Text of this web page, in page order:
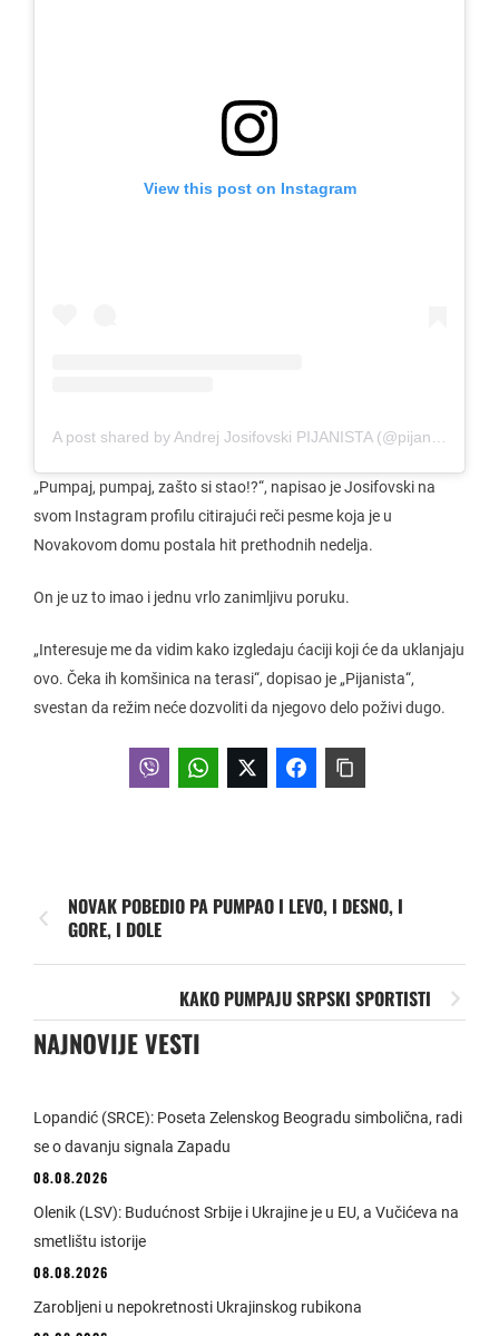
View this post on Instagram
„Pumpaj, pumpaj, zašto si stao!?“, napisao je Josifovski na
svom Instagram profilu citirajući reči pesme koja je u
Novakovom domu postala hit prethodnih nedelja.
On je uz to imao i jednu vrlo zanimljivu poruku.
„Interesuje me da vidim kako izgledaju ćaciji koji će da uklanjaju
ovo. Čeka ih komšinica na terasi“, dopisao je „Pijanista“,
svestan da režim neće dozvoliti da njegovo delo poživi dugo.
NOVAK POBEDIO PA PUMPAO I LEVO, I DESNO, I
GORE, I DOLE
KAKO PUMPAJU SRPSKI SPORTISTI
NAJNOVIJE VESTI
Lopandić (SRCE): Poseta Zelenskog Beogradu simbolična, radi
se o davanju signala Zapadu
08.08.2026
Olenik (LSV): Budućnost Srbije i Ukrajine je u EU, a Vučićeva na
smetlištu istorije
08.08.2026
Zarobljeni u nepokretnosti Ukrajinskog rubikona